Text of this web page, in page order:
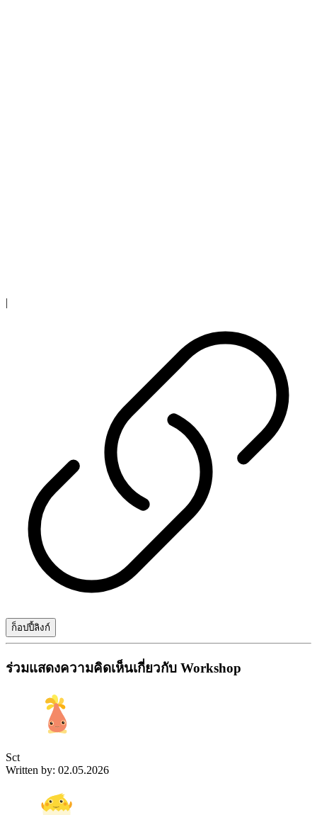
|
ก็อปปี้ลิงก์
ร่วมแสดงความคิดเห็นเกี่ยวกับ Workshop
Sct
Written by: 02.05.2026